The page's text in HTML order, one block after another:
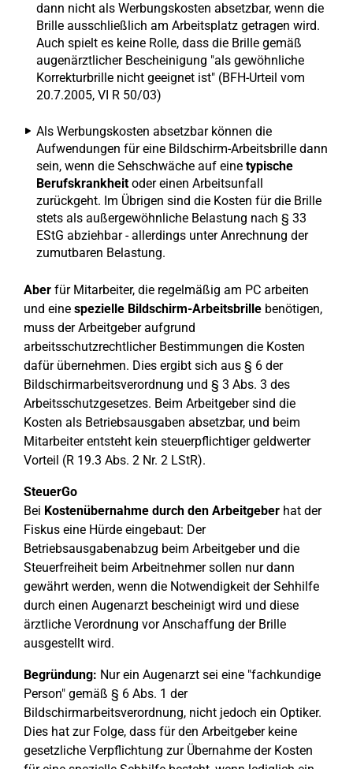
dann nicht als Werbungskosten absetzbar, wenn die
Brille ausschließlich am Arbeitsplatz getragen wird.
Auch spielt es keine Rolle, dass die Brille gemäß
augenärztlicher Bescheinigung "als gewöhnliche
Korrekturbrille nicht geeignet ist" (BFH-Urteil vom
20.7.2005, VI R 50/03)
Als Werbungskosten absetzbar können die
Aufwendungen für eine Bildschirm-Arbeitsbrille dann
sein, wenn die Sehschwäche auf eine typische
Berufskrankheitoder einen Arbeitsunfall
zurückgeht. Im Übrigen sind die Kosten für die Brille
stets als außergewöhnliche Belastung nach § 33
EStG abziehbar - allerdings unter Anrechnung der
zumutbaren Belastung.
Aber für Mitarbeiter, die regelmäßig am PC arbeiten
und eine spezielle Bildschirm-Arbeitsbrille benötigen,
muss der Arbeitgeber aufgrund
arbeitsschutzrechtlicher Bestimmungen die Kosten
dafür übernehmen. Dies ergibt sich aus § 6 der
Bildschirmarbeitsverordnung und § 3 Abs. 3 des
Arbeitsschutzgesetzes. Beim Arbeitgeber sind die
Kosten als Betriebsausgaben absetzbar, und beim
Mitarbeiter entsteht kein steuerpflichtiger geldwerter
Vorteil (R 19.3 Abs. 2 Nr. 2 LStR).
SteuerGo
Bei Kostenübernahme durch den Arbeitgeber hat der
Fiskus eine Hürde eingebaut: Der
Betriebsausgabenabzug beim Arbeitgeber und die
Steuerfreiheit beim Arbeitnehmer sollen nur dann
gewährt werden, wenn die Notwendigkeit der Sehhilfe
durch einen Augenarzt bescheinigt wird und diese
ärztliche Verordnung vor Anschaffung der Brille
ausgestellt wird.
Begründung: Nur ein Augenarzt sei eine "fachkundige
Person" gemäß § 6 Abs. 1 der
Bildschirmarbeitsverordnung, nicht jedoch ein Optiker.
Dies hat zur Folge, dass für den Arbeitgeber keine
gesetzliche Verpflichtung zur Übernahme der Kosten